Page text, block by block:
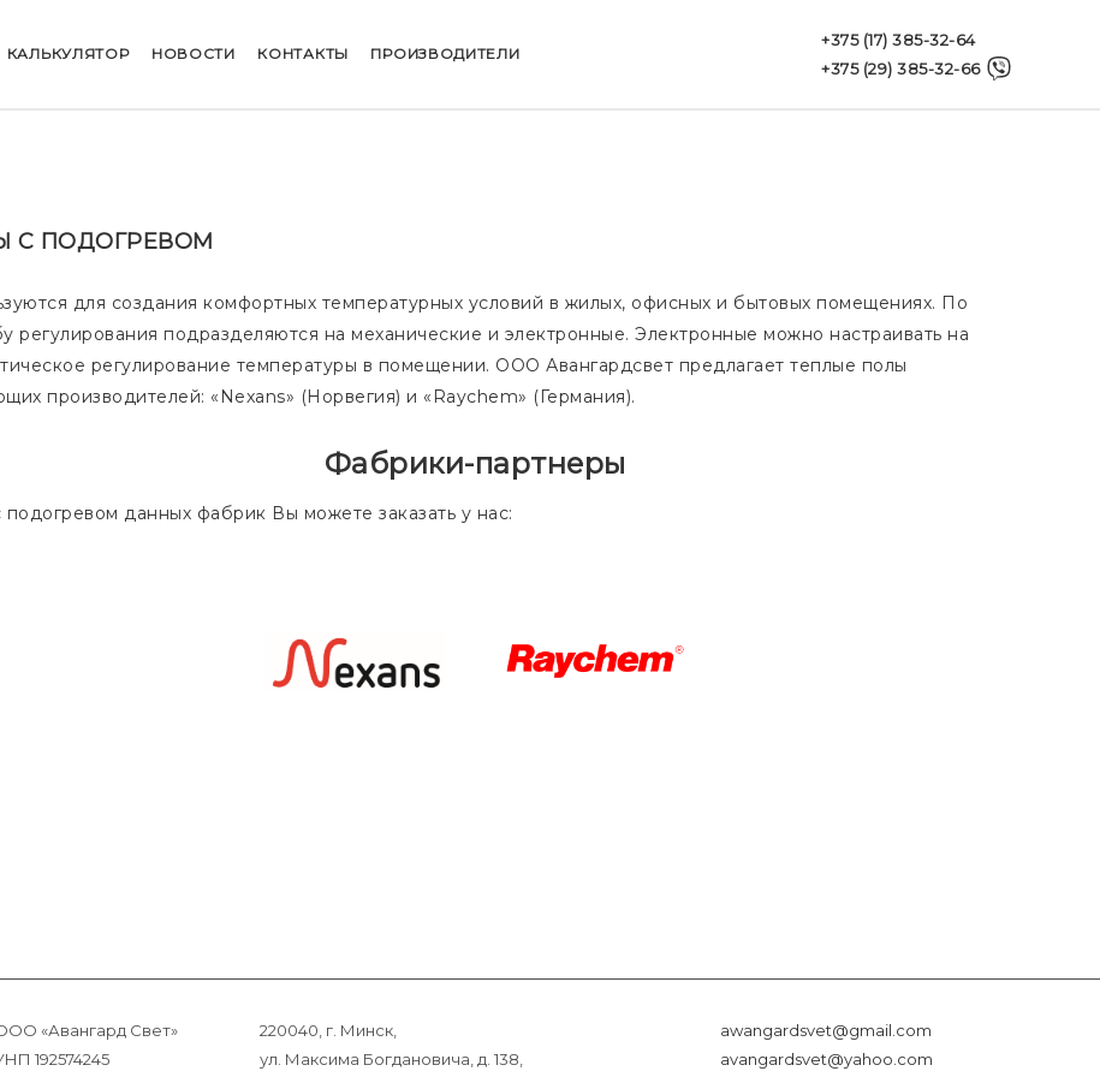
КАЛЬКУЛЯТОР НОВОСТИ КОНТАКТЫ ПРОИЗВОДИТЕЛИ
+375 (17) 385-32-64
+375 (29) 385-32-66
С ПОДОГРЕВОМ
для создания комфортных температурных условий в жилых, офисных и бытовых помещениях. По
регулирования подразделяются на механические и электронные. Электронные можно настраивать на
регулирование температуры в помещении. ООО Авангардсвет предлагает теплые полы
производителей: « Nexans» (Норвегия) и « Raychem» (Германия).
Фабрики-партнеры
данных фабрик Вы можете заказать у нас:
«Авангард Свет»
192574245
220040, г. Минск,
ул. Максима Богдановича, д. 138,
awangardsvet@gmail.com
avangardsvet@yahoo.com